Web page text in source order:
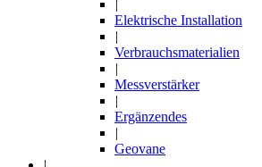
|
Elektrische Installation
|
Verbrauchsmaterialien
|
Messverstärker
|
Ergänzendes
|
Geovane